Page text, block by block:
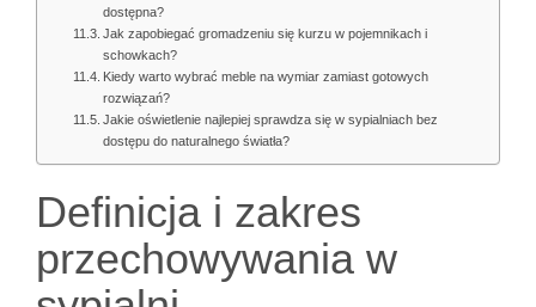
dostępna?
Jak zapobiegać gromadzeniu się kurzu w pojemnikach i
schowkach?
Kiedy warto wybrać meble na wymiar zamiast gotowych
rozwiązań?
Jakie oświetlenie najlepiej sprawdza się w sypialniach bez
dostępu do naturalnego światła?
Definicja i zakres
przechowywania w